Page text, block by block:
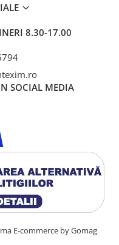
8.30-17.00
SOCIAL MEDIA
E-commerce by Gomag